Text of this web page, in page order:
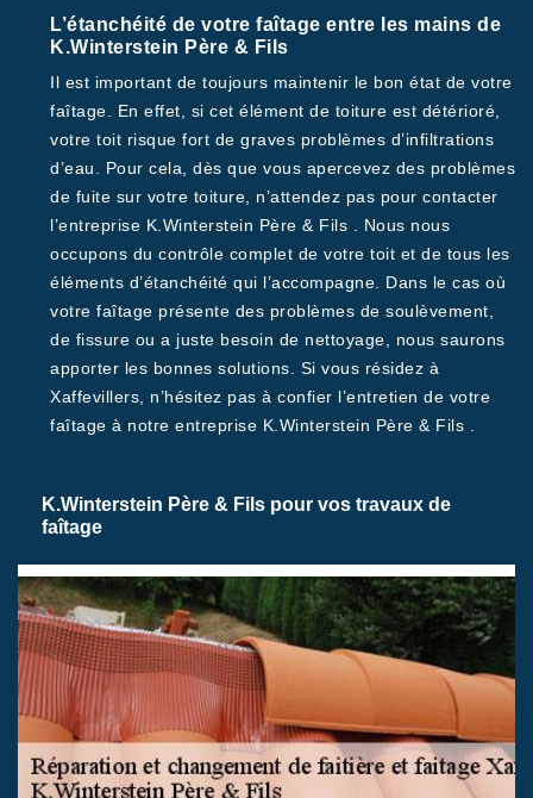
L’étanchéité de votre faîtage entre les mains de
K.Winterstein Père & Fils
Il est important de toujours maintenir le bon état de votre
faîtage. En effet, si cet élément de toiture est détérioré,
votre toit risque fort de graves problèmes d’infiltrations
d’eau. Pour cela, dès que vous apercevez des problèmes
de fuite sur votre toiture, n’attendez pas pour contacter
l’entreprise K.Winterstein Père & Fils . Nous nous
occupons du contrôle complet de votre toit et de tous les
éléments d’étanchéité qui l’accompagne. Dans le cas où
votre faîtage présente des problèmes de soulèvement,
de fissure ou a juste besoin de nettoyage, nous saurons
apporter les bonnes solutions. Si vous résidez à
Xaffevillers, n’hésitez pas à confier l’entretien de votre
faîtage à notre entreprise K.Winterstein Père & Fils .
K.Winterstein Père & Fils pour vos travaux de
faîtage